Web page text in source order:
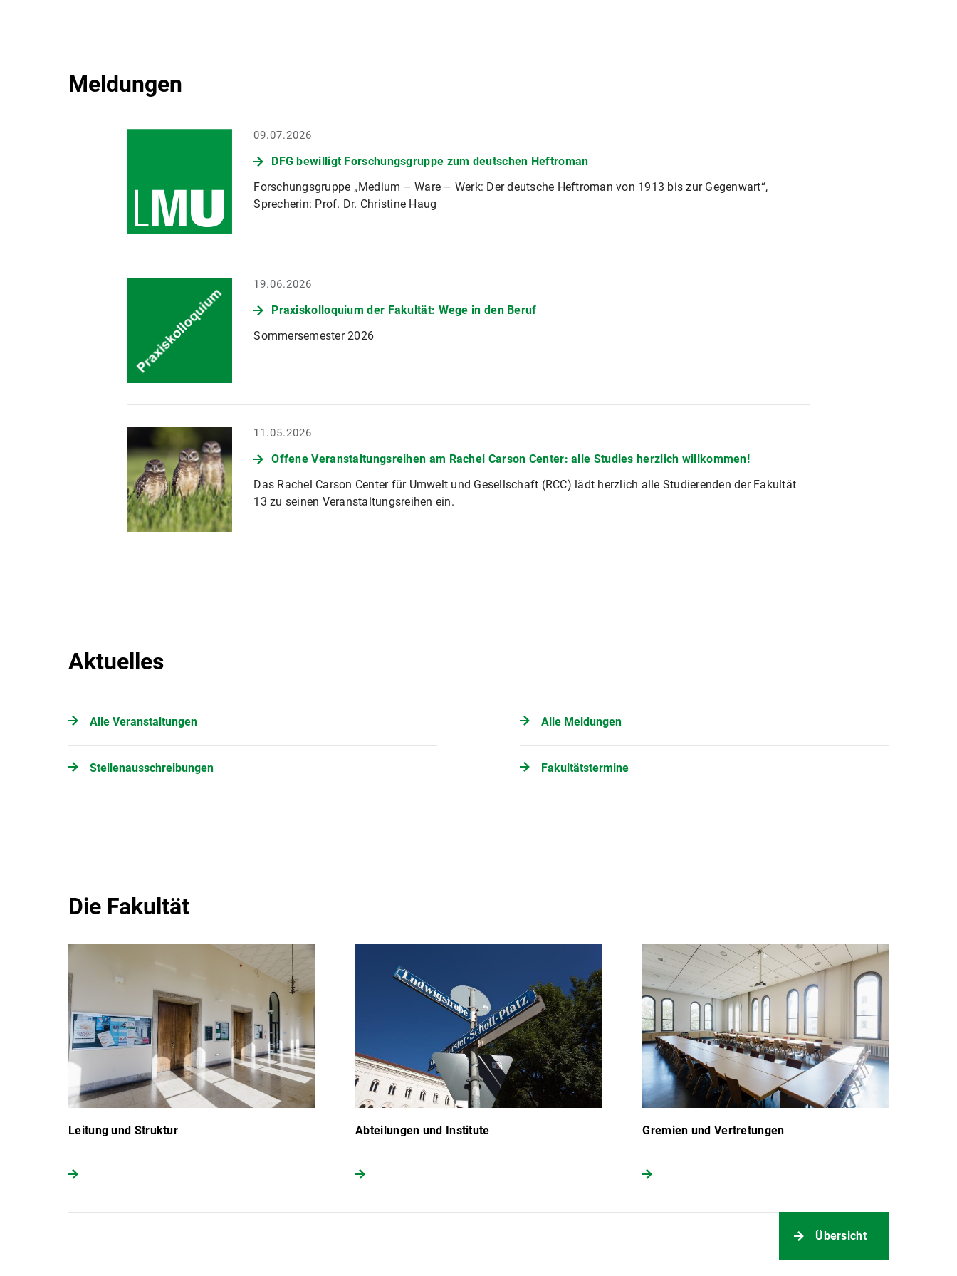
Meldungen
09.07.2026
DFG bewilligt Forschungsgruppe zum deutschen Heftroman
Forschungsgruppe „Medium – Ware – Werk: Der deutsche Heftroman von 1913 bis zur Gegenwart“,
Sprecherin: Prof. Dr. Christine Haug
19.06.2026
Praxiskolloquium der Fakultät: Wege in den Beruf
Sommersemester 2026
11.05.2026
Offene Veranstaltungsreihen am Rachel Carson Center: alle Studies herzlich willkommen!
Das Rachel Carson Center für Umwelt und Gesellschaft (RCC) lädt herzlich alle Studierenden der Fakultät
13 zu seinen Veranstaltungsreihen ein.
Aktuelles
Alle Veranstaltungen Alle Meldungen
Stellenausschreibungen Fakultätstermine
Die Fakultät
Leitung und Struktur Abteilungen und Institute Gremien und Vertretungen
Übersicht